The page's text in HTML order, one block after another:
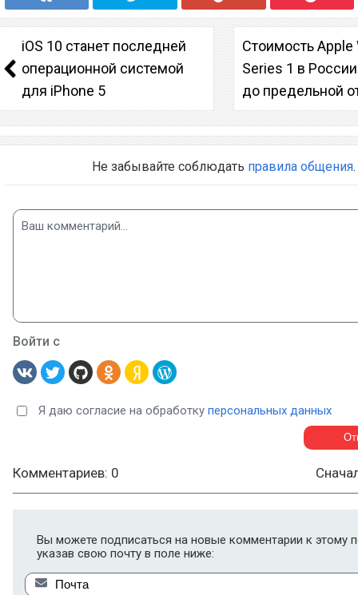
iOS 10 станет последней
операционной системой
для iPhone 5
Стоимость Apple
Series 1 в
до предельной
Не забывайте соблюдать правила общения.
Войти с
Я даю согласие на обработку персональных данных
Комментариев: 0
Вы можете подписаться на новые комментарии к этому
указав свою почту в поле ниже: